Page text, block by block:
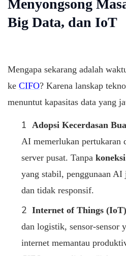
Menyongsong
Big Data, dan IoT
Mengapa sekarang adalah
ke CIFO? Karena lanskap
menuntut kapasitas data yang
Adopsi Kecerdasan
AI memerlukan pertukaran
server pusat. Tanpa
yang stabil, penggunaan AI
dan tidak responsif.
Internet of Things
dan logistik, sensor-sensor
internet memantau